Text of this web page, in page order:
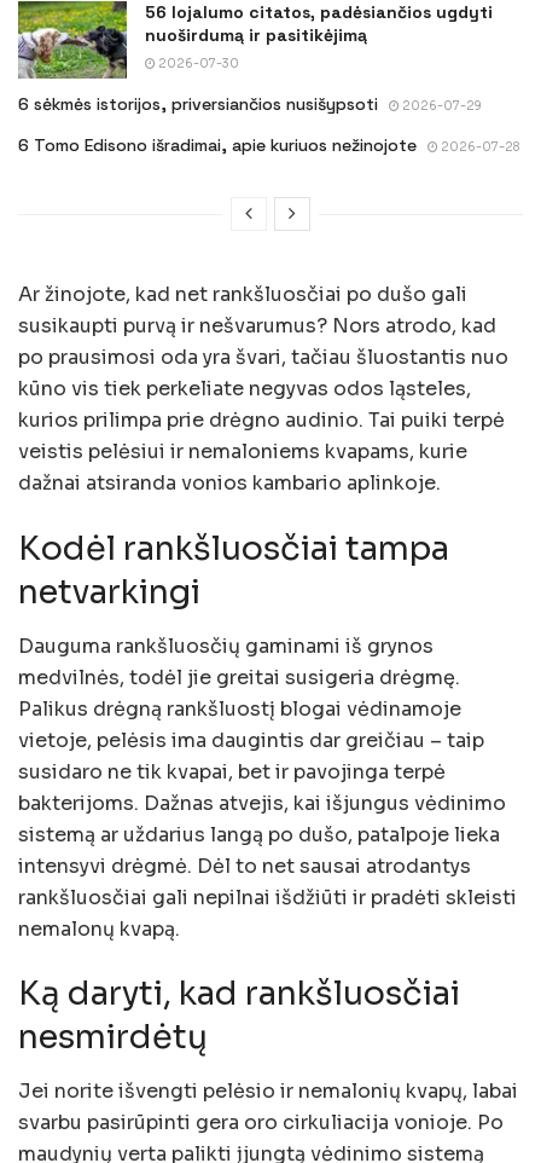
56 lojalumo citatos, padėsiančios ugdyti
nuoširdumą ir pasitikėjimą
2026-07-30
6 sėkmės istorijos, priversiančios nusišypsoti 2026-07-29
6 Tomo Edisono išradimai, apie kuriuos nežinojote 2026-07-28
Ar žinojote, kad net rankšluosčiai po dušo gali
susikaup­ti purvą ir nešvarumus? Nors atrodo, kad
po prausimosi oda yra švari, tačiau šluostantis nuo
kūno vis tiek per­keliate negyvas odos ląsteles,
kurios prilimpa prie drėgno audinio. Tai puiki terpė
veistis pelėsiui ir nemaloniems kvapams, kurie
dažnai atsiranda vonios kambario aplinkoje.
Kodėl rankšluosčiai tampa
netvarkingi
Dauguma rankšluosčių gaminami iš grynos
medvilnės, todėl jie greitai susigeria drėgmę.
Palikus drėgną rankšluostį blogai vėdinamoje
vietoje, pelėsis ima daugintis dar greičiau – taip
susidaro ne tik kvapai, bet ir pavojinga terpė
bakterijoms. Dažnas atvejis, kai išjungus vėdinimo
sistemą ar uždarius langą po dušo, patalpoje lieka
intensyvi drėgmė. Dėl to net sausai atrodantys
rankšluosčiai gali nepilnai išdžiūti ir pradėti skleisti
nemalonų kvapą.
Ką daryti, kad rankšluosčiai
nesmirdėtų
Jei norite išvengti pelėsio ir nemalonių kvapų, labai
svarbu pasirūpinti gera oro cirkuliacija vonioje. Po
maudynių verta palikti įjungtą vėdinimo sistemą